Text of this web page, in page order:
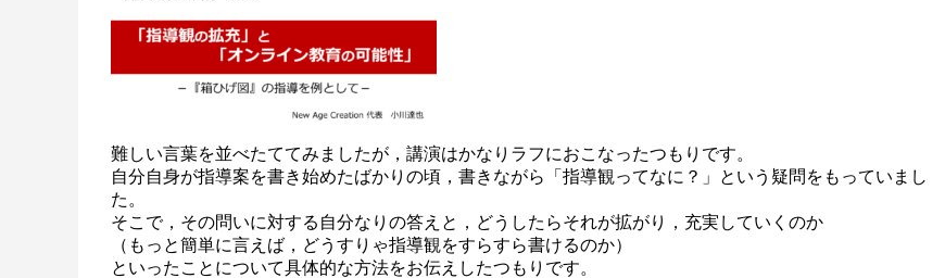
難しい言葉を並べたててみましたが，講演はかなりラフにおこなったつもりです。
自分自身が指導案を書き始めたばかりの頃，書きながら「指導観ってなに？」という疑問をもっていまし
た。
そこで，その問いに対する自分なりの答えと，どうしたらそれが拡がり，充実していくのか
（もっと簡単に言えば，どうすりゃ指導観をすらすら書けるのか）
といったことについて具体的な方法をお伝えしたつもりです。